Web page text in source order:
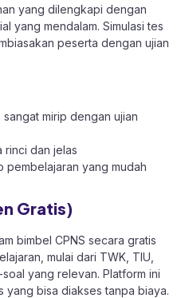
yang dilengkapi dengan
yang mendalam. Simulasi tes
peserta dengan ujian
sangat mirip dengan ujian
rinci dan jelas
yang mudah
Gratis)
bimbel CPNS secara gratis
mulai dari TWK, TIU,
yang relevan. Platform ini
yang bisa diakses tanpa biaya.